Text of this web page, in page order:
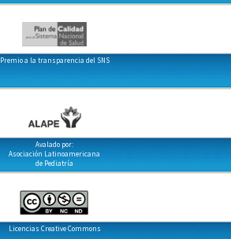
Premio a la transparencia del SNS
Avalado por:
Asociación Latinoamericana
de Pediatría
Licencias Creative Commons